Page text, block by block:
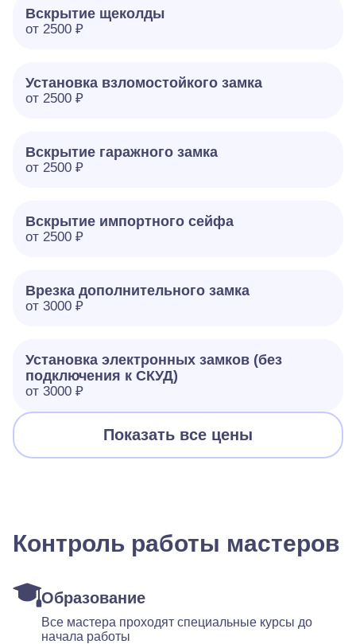
Вскрытие щеколды
от 2500 ₽
Установка взломостойкого замка
от 2500 ₽
Вскрытие гаражного замка
от 2500 ₽
Вскрытие импортного сейфа
от 2500 ₽
Врезка дополнительного замка
от 3000 ₽
Установка электронных замков (без
подключения к СКУД)
от 3000 ₽
Показать все цены
Контроль работы мастеров
Образование
Все мастера проходят специальные курсы до
начала работы